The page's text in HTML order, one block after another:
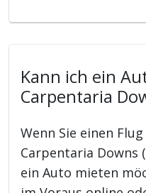
Kann ich ein
Carpentaria
Wenn Sie einen
Carpentaria Downs
ein Auto mieten